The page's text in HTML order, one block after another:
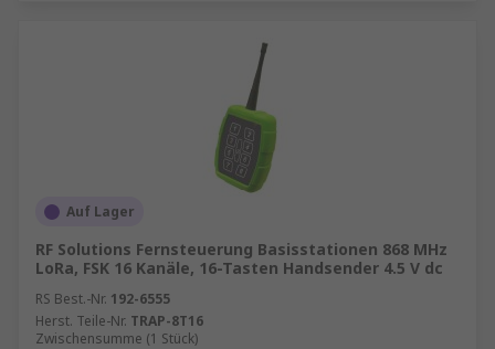
Auf Lager
RF Solutions Fernsteuerung Basisstationen 868 MHz
LoRa, FSK 16 Kanäle, 16-Tasten Handsender 4.5 V dc
RS Best.-Nr. 192-6555
Herst. Teile-Nr. TRAP-8T16
Zwischensumme (1 Stück)